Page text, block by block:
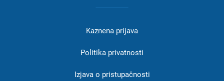
Kaznena prijava
Politika privatnosti
Izjava o pristupačnosti